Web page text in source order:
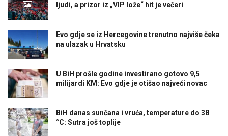
ljudi, a prizor iz „VIP lože“ hit je večeri
Evo gdje se iz Hercegovine trenutno najviše čeka
na ulazak u Hrvatsku
U BiH prošle godine investirano gotovo 9,5
milijardi KM: Evo gdje je otišao najveći novac
BiH danas sunčana i vruća, temperature do 38
°C: Sutra još toplije